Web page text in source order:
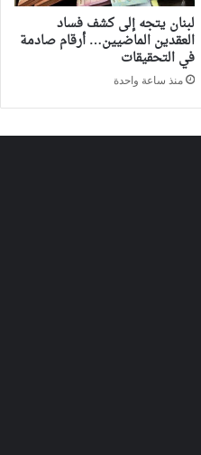
لبنان يتجه إلى كشف فساد
العقدين الماضيين… أرقام صادمة
في التحقيقات
منذ ساعة واحدة